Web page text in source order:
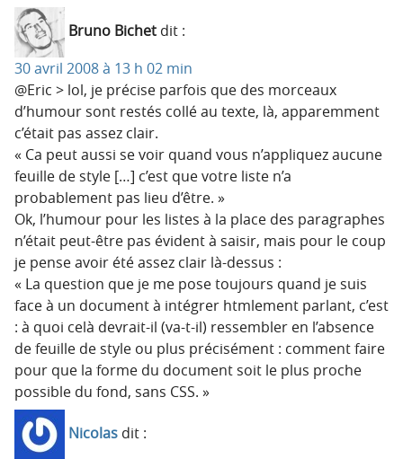
Bruno Bichet dit :
30 avril 2008 à 13 h 02 min
@Eric > lol, je précise parfois que des morceaux
d’humour sont restés collé au texte, là, apparemment
c’était pas assez clair.
« Ca peut aussi se voir quand vous n’appliquez aucune
feuille de style […] c’est que votre liste n’a
probablement pas lieu d’être. »
Ok, l’humour pour les listes à la place des paragraphes
n’était peut-être pas évident à saisir, mais pour le coup
je pense avoir été assez clair là-dessus :
« La question que je me pose toujours quand je suis
face à un document à intégrer htmlement parlant, c’est
: à quoi celà devrait-il (va-t-il) ressembler en l’absence
de feuille de style ou plus précisément : comment faire
pour que la forme du document soit le plus proche
possible du fond, sans CSS. »
Nicolas dit :